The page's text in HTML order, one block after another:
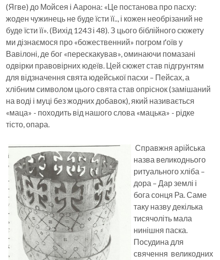
(Ягве) до Мойсея і Аарона: «Це постанова про пасху:
жоден чужинець не буде їсти її.., і кожен необрізаний не
буде їсти її». (Вихід 1243 і 48). З цього біблійного сюжету
ми дізнаємося про «божественний» погром ґоїв у
Вавілоні, де бог «перескакував», оминаючи помазані
одвірки правовірних юдеїв. Цей сюжет став підгрунтям
для відзначення свята юдейської пасхи – Пейсах, а
хлібним символом цього свята став опріснок (замішаний
на воді і муці без жодних добавок), який називається
«маца» - походить від нашого слова «мацька» - рідке
тісто, опара.
Справжня арійська
назва великоднього
ритуального хліба –
дора – Дар землі і
бога сонця Ра. Саме
таку назву декілька
тисячоліть мала
нинішня паска.
Посудина для
свячення великодних